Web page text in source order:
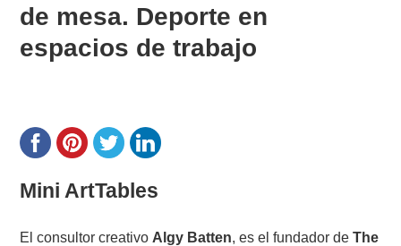
de mesa. Deporte en
espacios de trabajo
Mini ArtTables
El consultor creativo Algy Batten, es el fundador deThe